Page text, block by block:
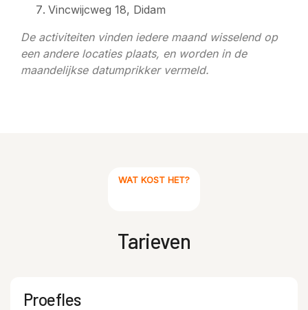
Vincwijcweg 18, Didam
De activiteiten vinden iedere maand wisselend op
een andere locaties plaats, en worden in de
maandelijkse datumprikker vermeld.
WAT KOST HET?
Tarieven
Proefles